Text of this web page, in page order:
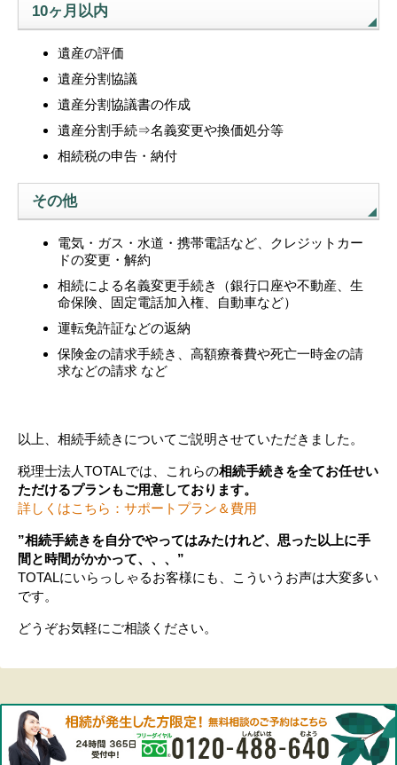
10ヶ月以内
遺産の評価
遺産分割協議
遺産分割協議書の作成
遺産分割手続⇒名義変更や換価処分等
相続税の申告・納付
その他
電気・ガス・水道・携帯電話など、クレジットカー
ドの変更・解約
相続による名義変更手続き（銀行口座や不動産、生
命保険、固定電話加入権、自動車など）
運転免許証などの返納
保険金の請求手続き、高額療養費や死亡一時金の請
求などの請求 など
以上、相続手続きについてご説明させていただきました。
税理士法人TOTALでは、これらの相続手続きを全てお任せい
ただけるプランもご用意しております。
詳しくはこちら：サポートプラン＆費用
”相続手続きを自分でやってはみたけれど、思った以上に手
間と時間がかかって、、、”
TOTALにいらっしゃるお客様にも、こういうお声は大変多い
です。
どうぞお気軽にご相談ください。